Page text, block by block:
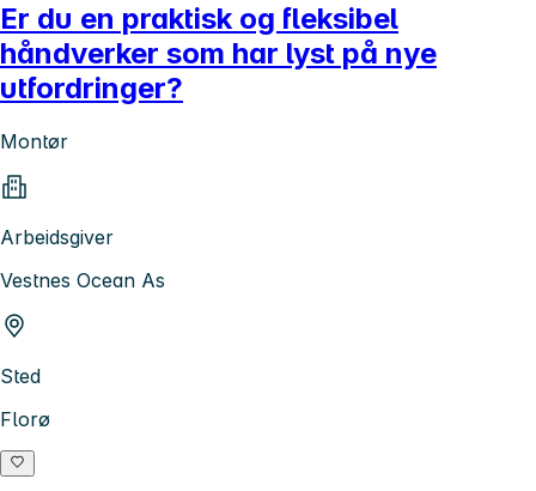
Er du en praktisk og fleksibel
håndverker som har lyst på nye
utfordringer?
Montør
Arbeidsgiver
Vestnes Ocean As
Sted
Florø